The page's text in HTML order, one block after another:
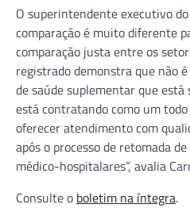
O superintendente executivo
comparação é muito diferente
comparação justa entre os
registrado demonstra que não
de saúde suplementar que
está contratando como um
oferecer atendimento com
após o processo de retomada
médico-hospitalares”, avalia
Consulte o boletim na íntegra.